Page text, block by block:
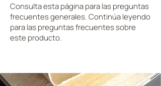
Consulta esta página para las preguntas
frecuentes generales. Continúa leyendo
para las preguntas frecuentes sobre
este producto.